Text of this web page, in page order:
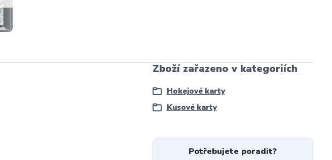
Zboží zařazeno v kategoriích
Hokejové karty
Kusové karty
Potřebujete poradit?